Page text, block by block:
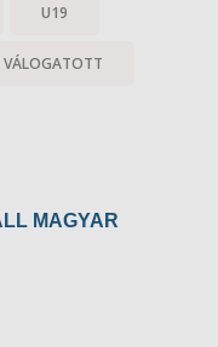
U19
VÁLOGATOTT
MAGYAR